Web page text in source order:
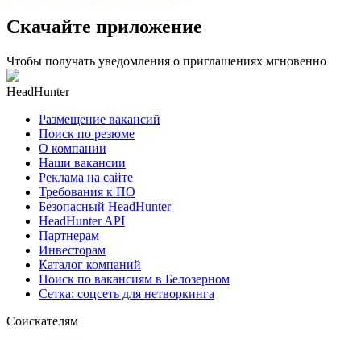
Скачайте приложение
Чтобы получать уведомления о приглашениях мгновенно
HeadHunter
Размещение вакансий
Поиск по резюме
О компании
Наши вакансии
Реклама на сайте
Требования к ПО
Безопасный HeadHunter
HeadHunter API
Партнерам
Инвесторам
Каталог компаний
Поиск по вакансиям в Белозерном
Сетка: соцсеть для нетворкинга
Соискателям